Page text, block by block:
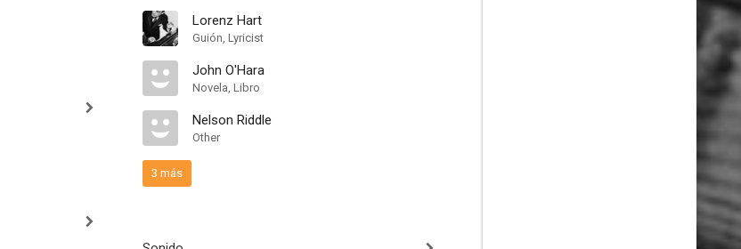
Lorenz Hart
Guión, Lyricist
John O'Hara
Novela, Libro
Nelson Riddle
Other
3 más